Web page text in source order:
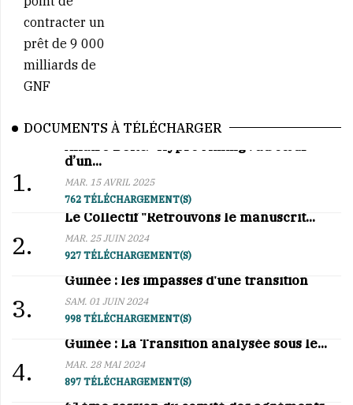
DOCUMENTS À TÉLÉCHARGER
1.
d’un...
MAR. 15 AVRIL 2025
762 TÉLÉCHARGEMENT(S)
2.
Le Collectif "Retrouvons le manuscrit...
MAR. 25 JUIN 2024
927 TÉLÉCHARGEMENT(S)
3.
Guinée : les impasses d'une transition
SAM. 01 JUIN 2024
998 TÉLÉCHARGEMENT(S)
4.
Guinée : La Transition analysée sous le...
MAR. 28 MAI 2024
897 TÉLÉCHARGEMENT(S)